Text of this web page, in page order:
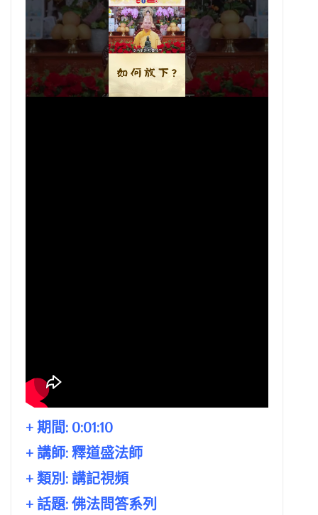
+ 期間: 0:01:10
+ 講師: 釋道盛法師
+ 類別: 講記視頻
+ 話題: 佛法問答系列